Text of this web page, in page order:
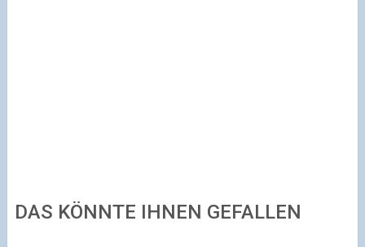
DAS KÖNNTE IHNEN GEFALLEN